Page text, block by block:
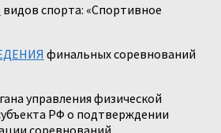
видов спорта: «Спортивное
финальных соревнований
управления физической
РФ о подтверждении
соревнований.